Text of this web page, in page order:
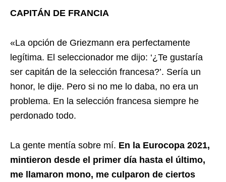
CAPITÁN DE FRANCIA
«La opción de Griezmann era perfectamente
legítima. El seleccionador me dijo: ‘¿Te gustaría
ser capitán de la selección francesa?’. Sería un
honor, le dije. Pero si no me lo daba, no era un
problema. En la selección francesa siempre he
perdonado todo.
La gente mentía sobre mí. En la Eurocopa 2021,
mintieron desde el primer día hasta el último,
me llamaron mono, me culparon de ciertos